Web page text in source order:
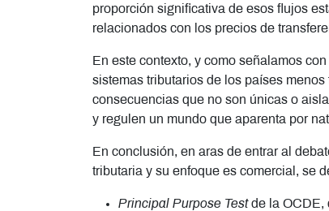
proporción significativa de esos flujos
relacionados con los precios de
En este contexto, y como señalamos
sistemas tributarios de los países
consecuencias que no son únicas o
y regulen un mundo que aparenta por
En conclusión, en aras de entrar al
tributaria y su enfoque es comercial, se
Principal Purpose Testde la OCDE,